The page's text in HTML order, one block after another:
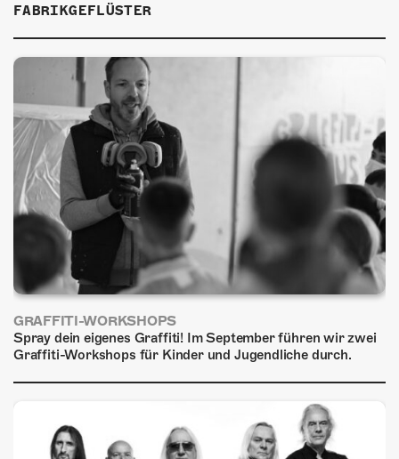
ÜBER UNS
GÖNNEREI
SHOP
MITMACHEN
FABRIKGEFLÜSTER
GRAFFITI-WORKSHOPS
Spray dein eigenes Graffiti! Im September führen wir zwei
Graffiti-Workshops für Kinder und Jugendliche durch.